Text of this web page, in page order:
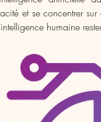
et se concentrer
humaine